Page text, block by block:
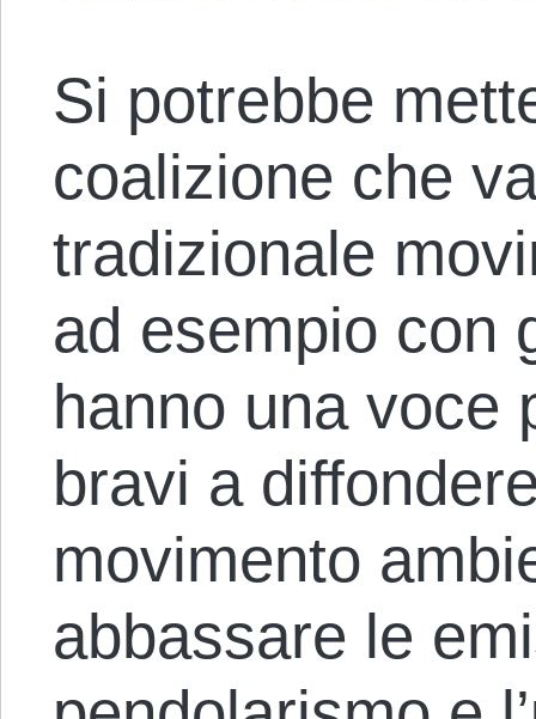
Si potrebbe
coalizione che
tradizionale
ad esempio con
hanno una voce
bravi a
movimento
abbassare le